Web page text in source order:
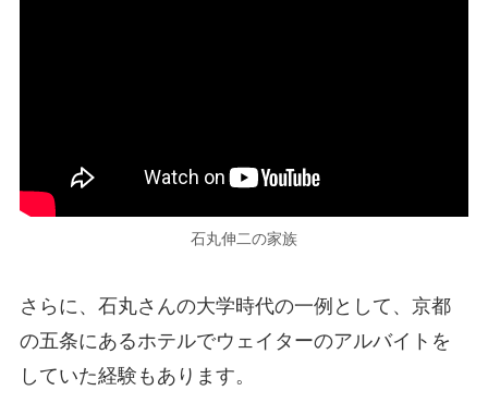
石丸伸二の家族
さらに、石丸さんの大学時代の一例として、京都
の五条にあるホテルでウェイターのアルバイトを
していた経験もあります。